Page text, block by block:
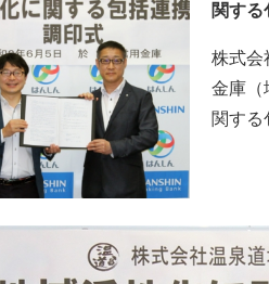
関する
株式会
金庫（
関する